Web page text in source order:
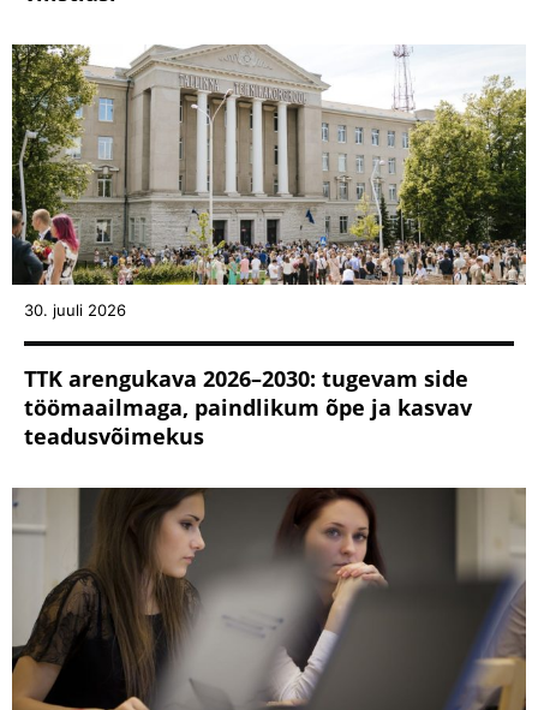
30. juuli 2026
TTK arengukava 2026–2030: tugevam side
töömaailmaga, paindlikum õpe ja kasvav
teadusvõimekus